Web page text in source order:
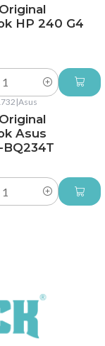
HP 240 G4
|Asus
Asus
BQ234T